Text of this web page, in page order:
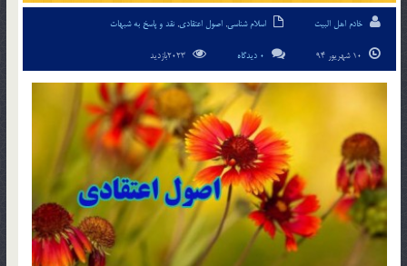
خادم اهل البیت اسلام شناسی, اصول اعتقادی, نقد و پاسخ به شبهات
0 دیدگاه